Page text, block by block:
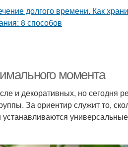
момента
и декоративных, но сегодня
За ориентир служит то,